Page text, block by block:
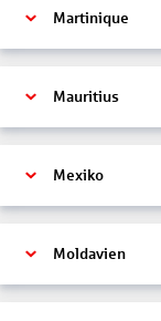
Martinique
Mauritius
Mexiko
Moldavien